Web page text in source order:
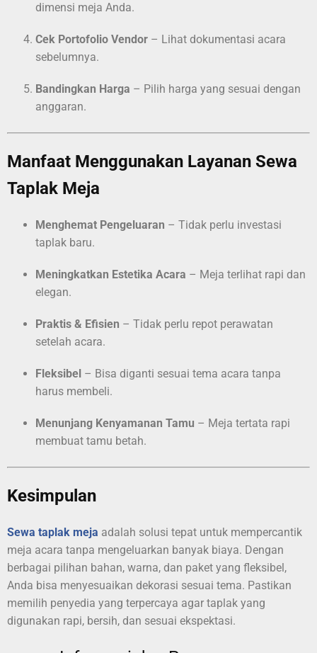
dimensi meja Anda.
Cek Portofolio Vendor – Lihat dokumentasi acara
sebelumnya.
Bandingkan Harga – Pilih harga yang sesuai dengan
anggaran.
Manfaat Menggunakan Layanan Sewa
Taplak Meja
Menghemat Pengeluaran – Tidak perlu investasi
taplak baru.
Meningkatkan Estetika Acara – Meja terlihat rapi dan
elegan.
Praktis & Efisien – Tidak perlu repot perawatan
setelah acara.
Fleksibel – Bisa diganti sesuai tema acara tanpa
harus membeli.
Menunjang Kenyamanan Tamu – Meja tertata rapi
membuat tamu betah.
Kesimpulan
Sewa taplak meja adalah solusi tepat untuk mempercantik
meja acara tanpa mengeluarkan banyak biaya. Dengan
berbagai pilihan bahan, warna, dan paket yang fleksibel,
Anda bisa menyesuaikan dekorasi sesuai tema. Pastikan
memilih penyedia yang terpercaya agar taplak yang
digunakan rapi, bersih, dan sesuai ekspektasi.